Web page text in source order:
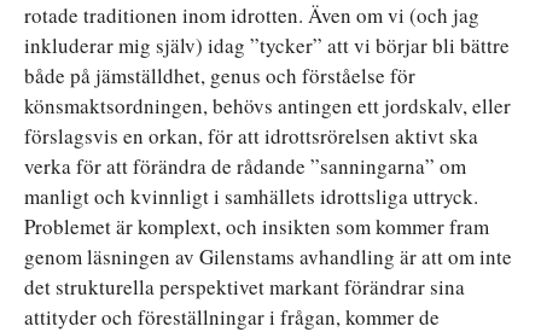
rotade traditionen inom idrotten. Även om vi (och jag
inkluderar mig själv) idag ”tycker” att vi börjar bli bättre
både på jämställdhet, genus och förståelse för
könsmaktsordningen, behövs antingen ett jordskalv, eller
förslagsvis en orkan, för att idrottsrörelsen aktivt ska
verka för att förändra de rådande ”sanningarna” om
manligt och kvinnligt i samhällets idrottsliga uttryck.
Problemet är komplext, och insikten som kommer fram
genom läsningen av Gilenstams avhandling är att om inte
det strukturella perspektivet markant förändrar sina
attityder och föreställningar i frågan, kommer de